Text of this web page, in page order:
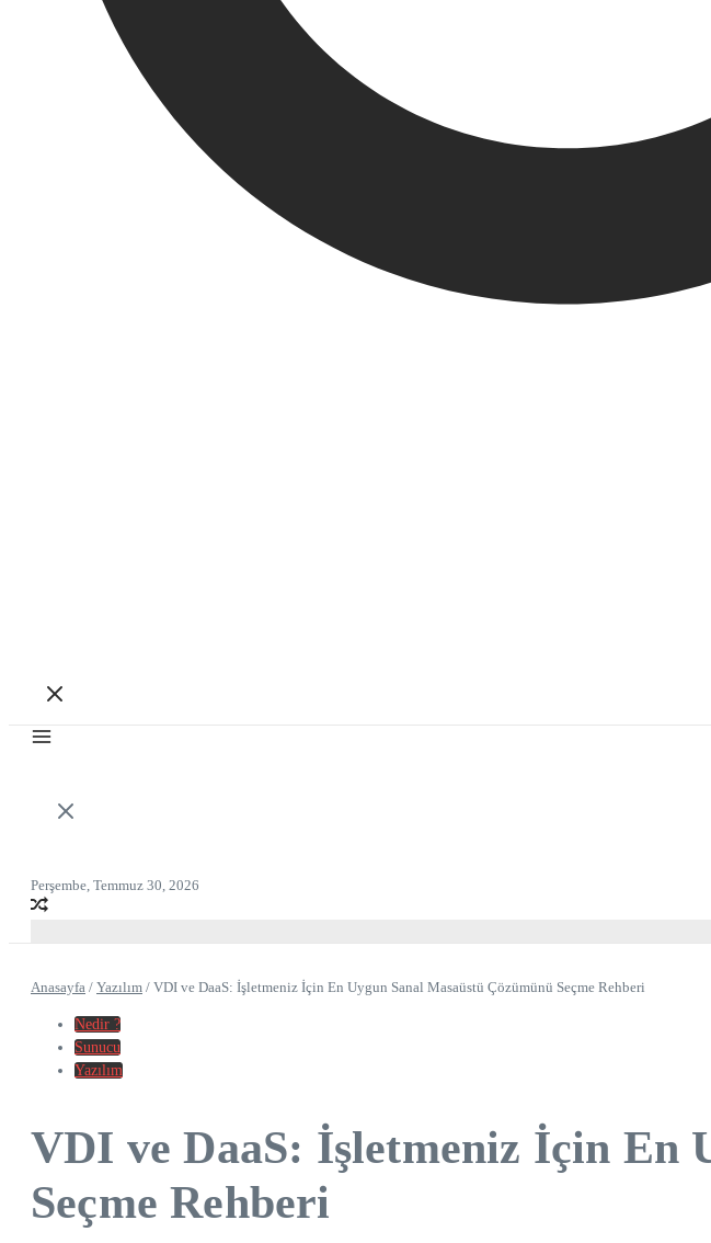
Perşembe, Temmuz 30, 2026
Anasayfa / Yazılım / VDI ve DaaS: İşletmeniz İçin En Uygun Sanal Masaüstü Çözümünü Seçme Rehberi
Nedir ?
Sunucu
Yazılım
VDI ve DaaS: İşletmeniz İçin En
Seçme Rehberi